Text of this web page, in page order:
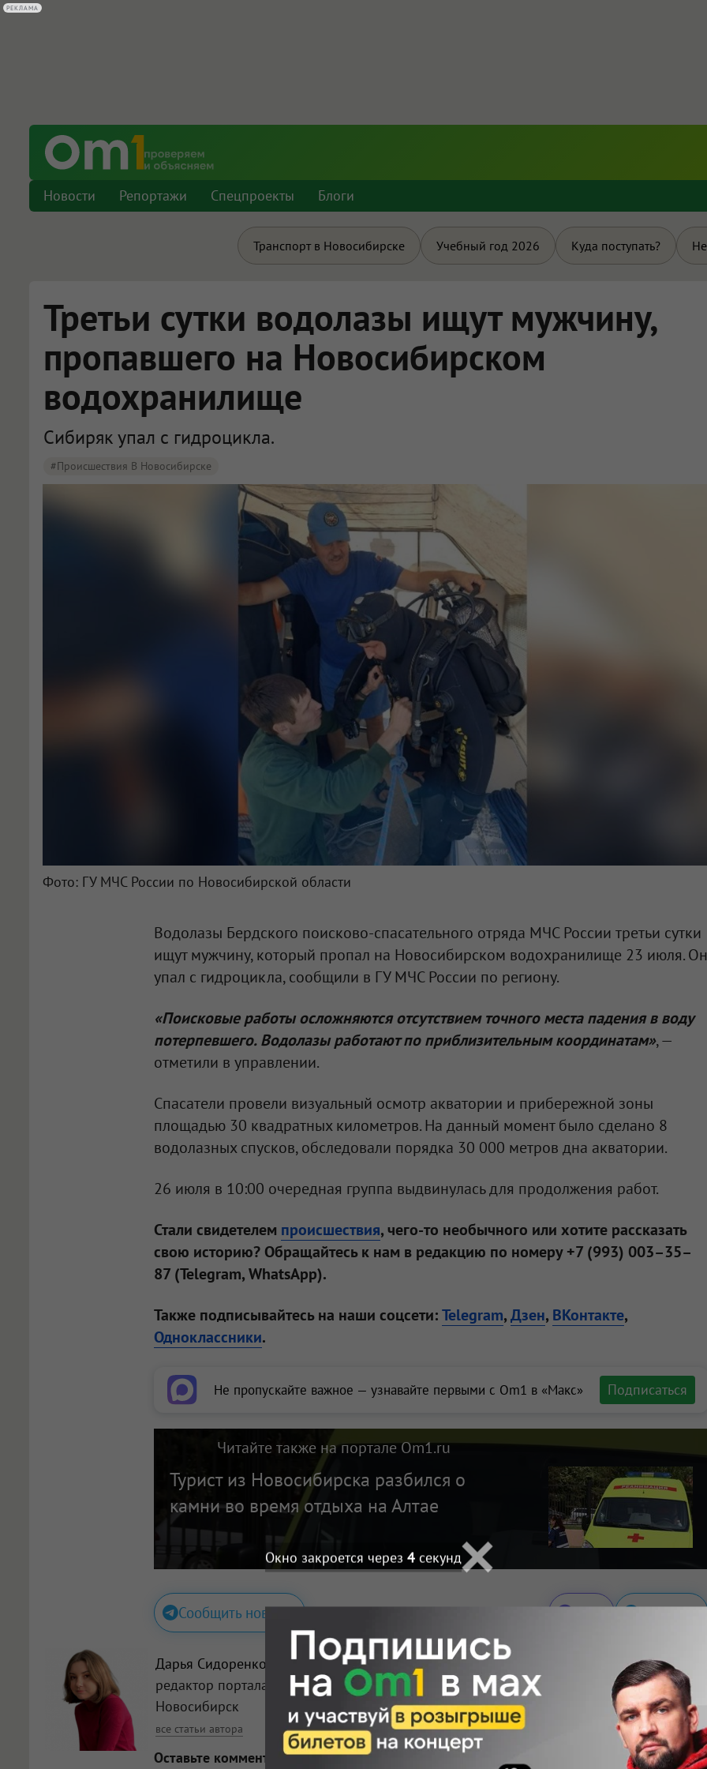
Новости Репортажи Спецпроекты Блоги
Транспорт в Новосибирске Учебный год 2026 Куда поступать?
Третьи сутки водолазы ищут мужчину,
пропавшего на Новосибирском
водохранилище
Сибиряк упал с гидроцикла.
#Происшествия В Новосибирске
Фото: ГУ МЧС России по Новосибирской области
Водолазы Бердского поисково-спасательного отряда МЧС России третьи сутки
ищут мужчину, который пропал на Новосибирском водохранилище 23 июля. Он
упал с гидроцикла, сообщили в ГУ МЧС России по региону.
«Поисковые работы осложняются отсутствием точного места падения в воду
потерпевшего. Водолазы работают по приблизительным координатам», —
отметили в управлении.
Спасатели провели визуальный осмотр акватории и прибережной зоны
площадью 30 квадратных километров. На данный момент было сделано 8
водолазных спусков, обследовали порядка 30 000 метров дна акватории.
26 июля в 10:00 очередная группа выдвинулась для продолжения работ.
Стали свидетелем происшествия, чего-то необычного или хотите рассказать
свою историю? Обращайтесь к нам в редакцию по номеру +7 (993) 003–35–
87 (Telegram, WhatsApp).
Также подписывайтесь на наши соцсети:Telegram,Дзен, ВКонтакте,
Одноклассники.
Не пропускайте важное — узнавайте первыми с Om1 в «Макс» Подписаться
Читайте также на портале Om1.ru
Турист из Новосибирска разбился о
камни во время отдыха на Алтае
Сообщить новость Телеграм
Дарья Сидоренко , Главный
редактор портала Om1
Новосибирск
все статьи автора
Поделиться
Оставьте комментарий
Окно закроется через 3 секунд
РЕКЛАМА